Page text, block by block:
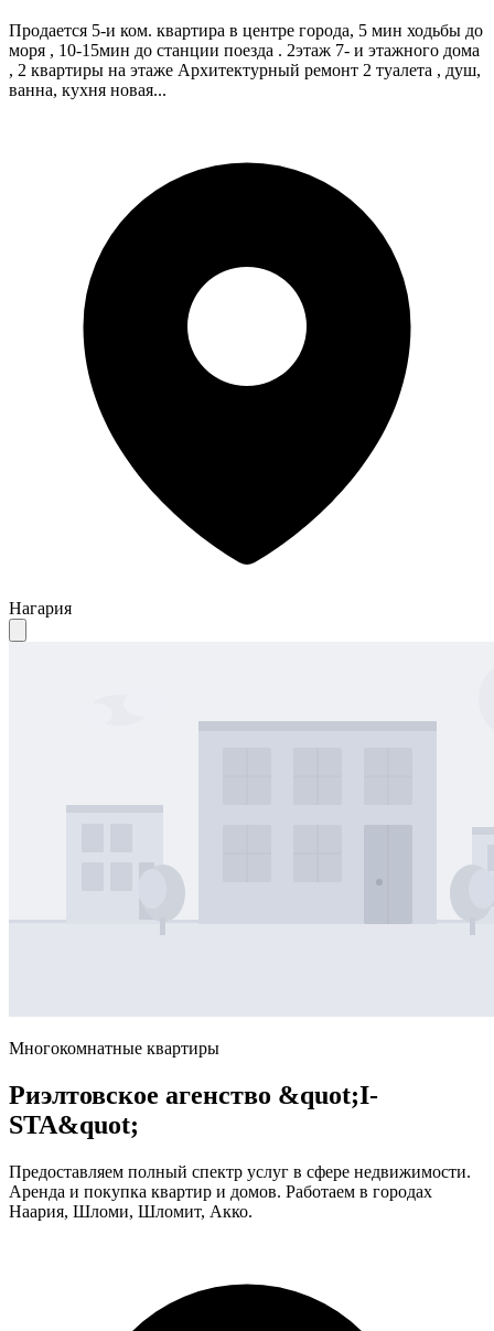
Продается 5-и ком. квартира в центре города, 5 мин ходьбы до
моря , 10-15мин до станции поезда . 2этаж 7- и этажного дома
, 2 квартиры на этаже Архитектурный ремонт 2 туалета , душ,
ванна, кухня новая...
Нагария
Многокомнатные квартиры
Риэлтовское агенство &quot;I-
STA&quot;
Предоставляем полный спектр услуг в сфере недвижимости.
Аренда и покупка квартир и домов. Работаем в городах
Наария, Шломи, Шломит, Акко.